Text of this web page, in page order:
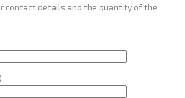
contact details and the quantity of the